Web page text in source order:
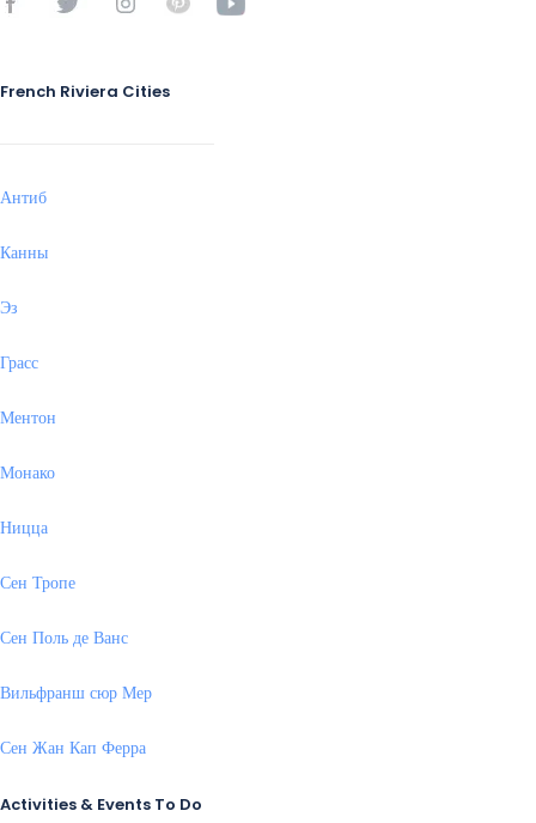
French Riviera Cities
Антиб
Канны
Эз
Грасс
Ментон
Монако
Ницца
Сен Тропе
Сен Поль де Ванс
Вильфранш сюр Мер
Сен Жан Кап Ферра
Activities & Events To Do